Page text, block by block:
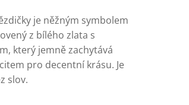
je něžným symbolem
z bílého zlata s
který jemně zachytává
pro decentní krásu. Je
slov.